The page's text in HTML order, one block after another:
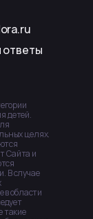
ответы
детей.
целях.
Сайта и
В случае
в области
такие